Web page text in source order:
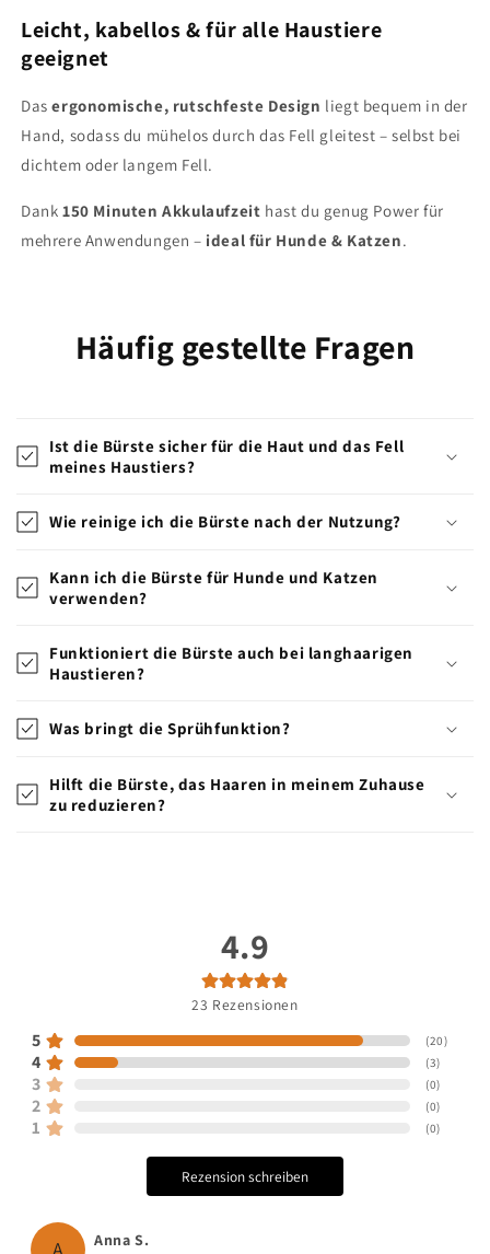
Leicht, kabellos & für alle Haustiere
geeignet
Das ergonomische, rutschfeste Design liegt bequem in der
Hand, sodass du mühelos durch das Fell gleitest – selbst bei
dichtem oder langem Fell.
Dank 150 Minuten Akkulaufzeit hast du genug Power für
mehrere Anwendungen – ideal für Hunde & Katzen.
Häufig gestellte Fragen
Ist die Bürste sicher für die Haut und das Fell
meines Haustiers?
Wie reinige ich die Bürste nach der Nutzung?
Kann ich die Bürste für Hunde und Katzen
verwenden?
Funktioniert die Bürste auch bei langhaarigen
Haustieren?
Was bringt die Sprühfunktion?
Hilft die Bürste, das Haaren in meinem Zuhause
zu reduzieren?
4.9
23 Rezensionen
5 (20)
4 (3)
3 (0)
2 (0)
1 (0)
Rezension schreiben
Anna S.